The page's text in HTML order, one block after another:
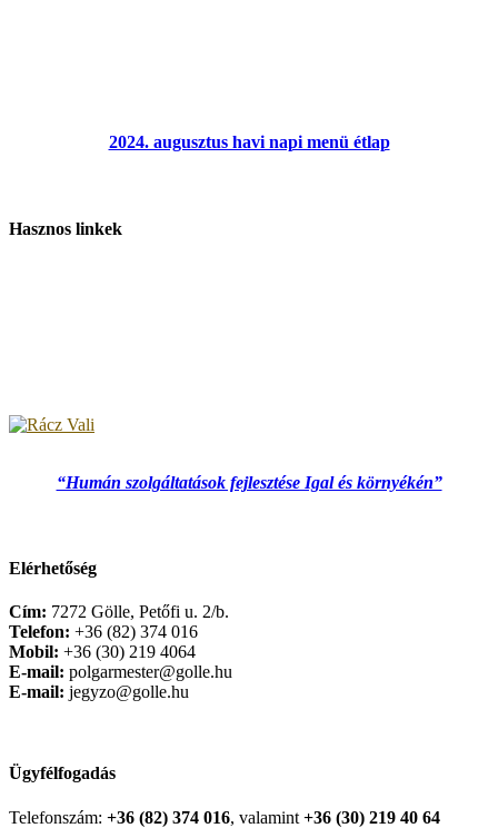
2024. augusztus havi napi menü étlap
Hasznos linkek
“Humán szolgáltatások fejlesztése Igal és környékén”
Elérhetőség
Cím: 7272 Gölle, Petőfi u. 2/b.
Telefon: +36 (82) 374 016
Mobil: +36 (30) 219 4064
E-mail: polgarmester@golle.hu
E-mail: jegyzo@golle.hu
Ügyfélfogadás
Telefonszám: +36 (82) 374 016, valamint +36 (30) 219 40 64